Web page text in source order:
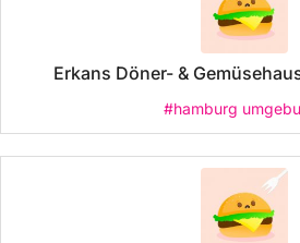
Erkans Döner- &
#hamburg